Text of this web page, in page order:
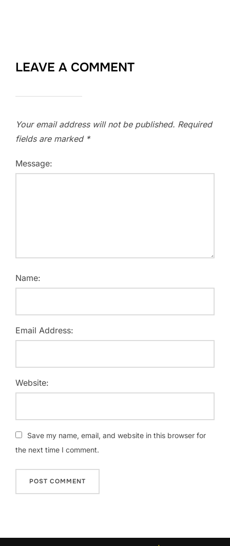
LEAVE A COMMENT
Your email address will not be published. Required
fields are marked *
Message:
Name:
Email Address:
Website:
Save my name, email, and website in this browser for
the next time I comment.